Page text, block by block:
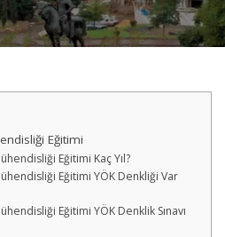
Eğitimi
Eğitimi Kaç Yıl?
Eğitimi YÖK Denkliği Var
Eğitimi YÖK Denklik Sınavı